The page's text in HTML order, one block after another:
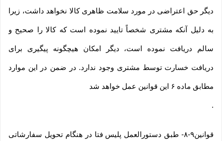
دیگر حق اعتراضی در مورد سلامت ظاهری کالا نخواهد داشت، زیرا
به دلیل آنکه مشتری شخصاً تایید نموده است که کالا را صحیح و
سالم دریافت نموده است، دیگر امکان هیچگونه پیگیری برای
دریافت خسارت توسط مشتری وجود ندارد. در ضمن در این موارد
مطابق ماده ۶ این قوانین عمل خواهد شد
.
قوانین۹-۸- طبق دستورالعمل پلیس فتا در هنگام تحویل سفارشاتی